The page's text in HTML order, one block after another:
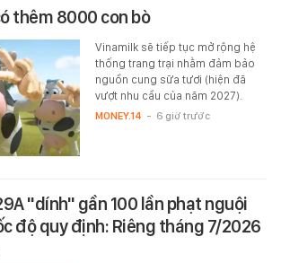
thêm 8000 con bò
Vinamilk sẽ tiếp tục mở rộng hệ
thống trang trại nhằm đảm bảo
nguồn cung sữa tươi (hiện đã
vượt nhu cầu của năm 2027).
MONEY.14 - 6 giờ trước
"dính" gần 100 lần phạt nguội
độ quy định: Riêng tháng 7/2026